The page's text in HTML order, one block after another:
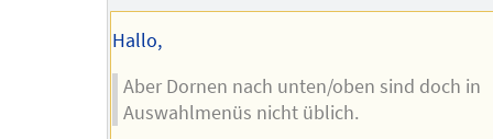
Autors
Hallo,
Aber Dornen nach unten/oben sind doch in
Auswahlmenüs nicht üblich.